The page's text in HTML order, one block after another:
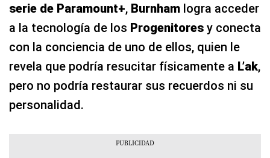
serie de Paramount+, Burnham logra acceder
a la tecnología de los Progenitores y conecta
con la conciencia de uno de ellos, quien le
revela que podría resucitar físicamente a L’ak,
pero no podría restaurar sus recuerdos ni su
personalidad.